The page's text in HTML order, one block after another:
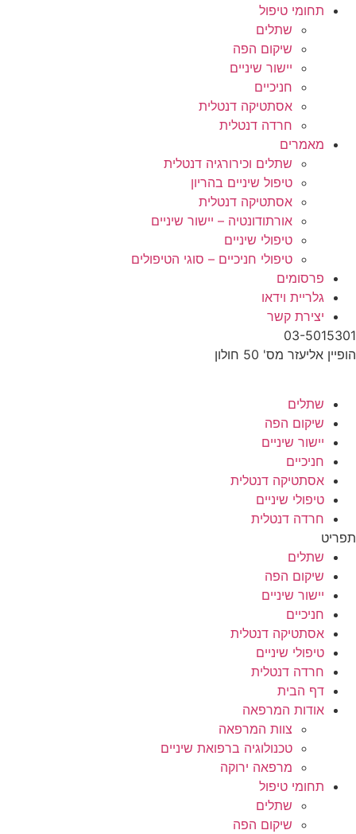
תחומי טיפול
שתלים
שיקום הפה
יישור שיניים
חניכיים
אסתטיקה דנטלית
חרדה דנטלית
מאמרים
שתלים וכירורגיה דנטלית
טיפול שיניים בהריון
אסתטיקה דנטלית
אורתודונטיה – יישור שיניים
טיפולי שיניים
טיפולי חניכיים – סוגי הטיפולים
פרסומים
גלריית וידאו
יצירת קשר
03-5015301
הופיין אליעזר מס' 50 חולון
שתלים
שיקום הפה
יישור שיניים
חניכיים
אסתטיקה דנטלית
טיפולי שיניים
חרדה דנטלית
תפריט
שתלים
שיקום הפה
יישור שיניים
חניכיים
אסתטיקה דנטלית
טיפולי שיניים
חרדה דנטלית
דף הבית
אודות המרפאה
צוות המרפאה
טכנולוגיה ברפואת שיניים
מרפאה ירוקה
תחומי טיפול
שתלים
שיקום הפה